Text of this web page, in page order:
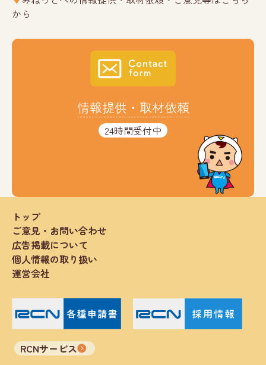
から
情報提供・取材依頼
24時間受付中
トップ
ご意見・お問い合わせ
広告掲載について
個人情報の取り扱い
運営会社
RCNサービス